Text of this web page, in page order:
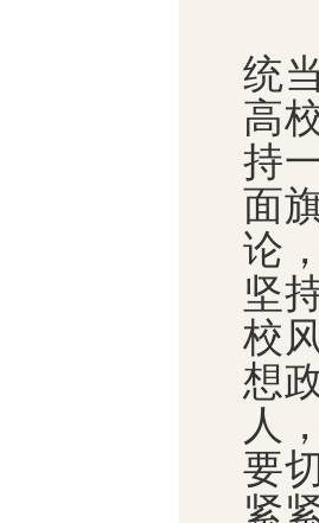
统
高
持
面
论
坚
校
想
人
要
紧